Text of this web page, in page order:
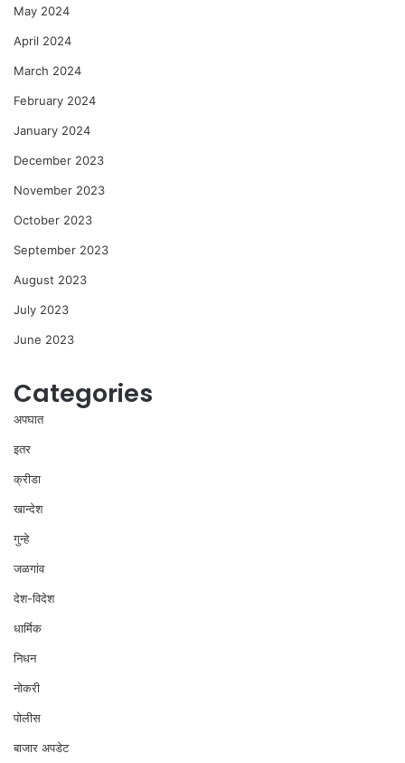
May 2024
April 2024
March 2024
February 2024
January 2024
December 2023
November 2023
October 2023
September 2023
August 2023
July 2023
June 2023
Categories
अपघात
इतर
क्रीडा
खान्देश
गुन्हे
जळगांव
देश-विदेश
धार्मिक
निधन
नोकरी
पोलीस
बाजार अपडेट